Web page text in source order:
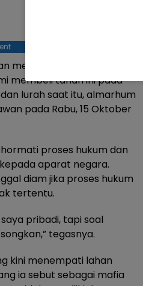
menuju eksekusi berikutnya.
membeli tanah ini pada
lurah saat itu, almarhum
pada Rabu, 15 Oktober
proses hukum dan
aparat negara.
diam jika proses hukum
tertentu.
pribadi, tapi soal
tegasnya.
kini menempati lahan
ia sebut sebagai mafia